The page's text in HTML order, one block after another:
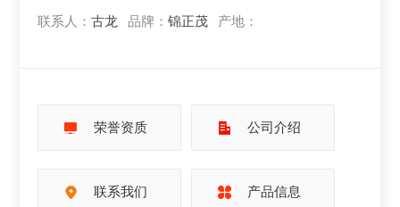
联系人：古龙 品牌：锦正茂 产地：
荣誉资质 公司介绍
联系我们 产品信息